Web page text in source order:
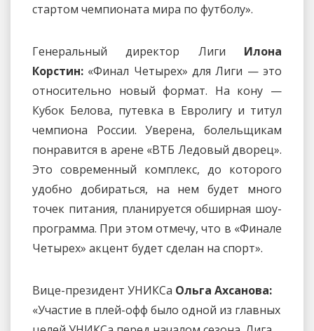
стартом чемпионата мира по футболу».
Генеральный директор Лиги Илона
Корстин: «Финал Четырех» для Лиги — это
относительно новый формат. На кону —
Кубок Белова, путевка в Евролигу и титул
чемпиона России. Уверена, болельщикам
понравится в арене «ВТБ Ледовый дворец».
Это современный комплекс, до которого
удобно добираться, на нем будет много
точек питания, планируется обширная шоу-
программа. При этом отмечу, что в «Финале
Четырех» акцент будет сделан на спорт».
Вице-президент УНИКСа Ольга Ахсанова:
«Участие в плей-офф было одной из главных